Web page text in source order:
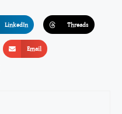
LinkedIn Threads
Email